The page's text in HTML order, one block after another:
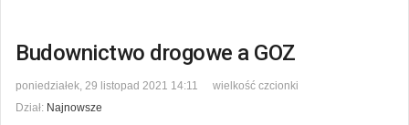
Budownictwo drogowe a GOZ
poniedziałek, 29 listopad 2021 14:11
wielkość czcionki
Dział: Najnowsze